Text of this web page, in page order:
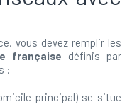
vous devez remplir les
française définis par
:
principal) se situe